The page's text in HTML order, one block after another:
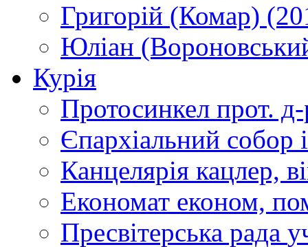
Григорій (Комар)
Юліан
Курія
Протосинкел прот.
Єпархіальний собор
Канцелярія кацлер,
Економат економ,
Пресвітерська рада